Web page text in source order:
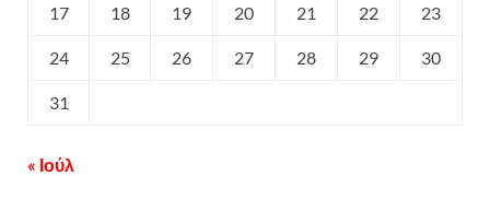
17 18 19 20 21 22 23
24 25 26 27 28 29 30
31
« Ιούλ